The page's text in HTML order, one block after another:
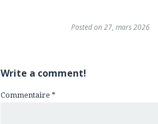
Posted on 27, mars 2026
Write a comment!
Commentaire *